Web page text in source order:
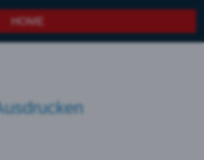
HOME